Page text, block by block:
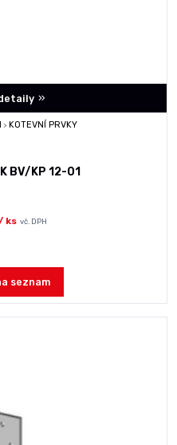
> KOTEVNÍ PRVKY
BV/KP 12-01
ks vč. DPH
seznam